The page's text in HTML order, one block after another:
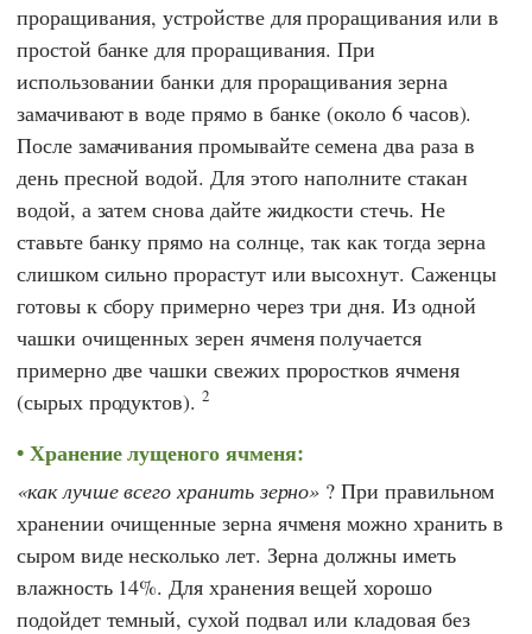
проращивания, устройстве для проращивания или в
простой банке для проращивания. При
использовании банки для проращивания зерна
замачивают в воде прямо в банке (около 6 часов).
После замачивания промывайте семена два раза в
день пресной водой. Для этого наполните стакан
водой, а затем снова дайте жидкости стечь. Не
ставьте банку прямо на солнце, так как тогда зерна
слишком сильно прорастут или высохнут. Саженцы
готовы к сбору примерно через три дня. Из одной
чашки очищенных зерен ячменя получается
примерно две чашки свежих проростков ячменя
(сырых продуктов). 2
Хранение лущеного ячменя:
как лучше всего хранить зерно
? При правильном
хранении очищенные зерна ячменя можно хранить в
сыром виде несколько лет. Зерна должны иметь
влажность 14%. Для хранения вещей хорошо
подойдет темный, сухой подвал или кладовая без